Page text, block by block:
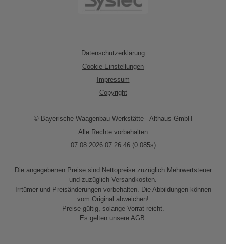
Datenschutzerklärung
Cookie Einstellungen
Impressum
Copyright
© Bayerische Waagenbau Werkstätte - Althaus GmbH
Alle Rechte vorbehalten
07.08.2026 07:26:46 (0.085s)
Die angegebenen Preise sind Nettopreise zuzüglich Mehrwertsteuer
und zuzüglich Versandkosten.
Irrtümer und Preisänderungen vorbehalten. Die Abbildungen können
vom Original abweichen!
Preise gültig, solange Vorrat reicht.
Es gelten unsere AGB.